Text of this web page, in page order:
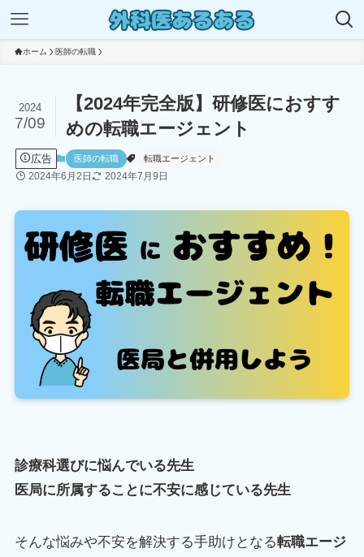
ホーム 医師の転職
【2024年完全版】研修医におすす
めの転職エージェント
2024
7/09
広告 医師の転職 転職エージェント
2024年6月2日 2024年7月9日
診療科選びに悩んでいる先生
医局に所属することに不安に感じている先生
そんな悩みや不安を解決する手助けとなる転職エージ